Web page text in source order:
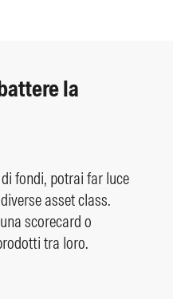
la
fondi, potrai far luce
asset class.
scorecard o
tra loro.